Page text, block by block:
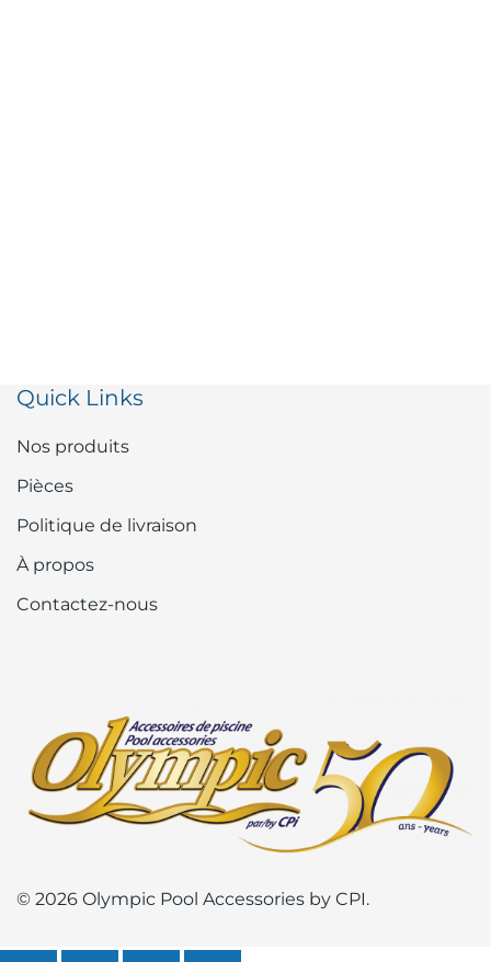
Quick Links
Nos produits
Pièces
Politique de livraison
À propos
Contactez-nous
© 2026 Olympic Pool Accessories by CPI.